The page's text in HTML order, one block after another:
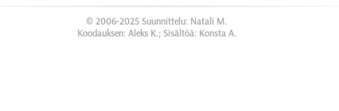
© 2006-2025 Suunnittelu: Natali M.
Koodauksen: Aleks K.; Sisältöä: Konsta A.